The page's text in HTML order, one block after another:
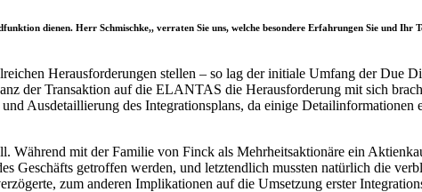
dienen. Herr Schmischke,, verraten Sie uns, welche besondere Erfahrungen Sie und Ihr
Herausforderungen stellen – so lag der initiale Umfang der Due
der Transaktion auf die ELANTAS die Herausforderung mit sich
Ausdetaillierung des Integrationsplans, da einige Detailinformationen
mit der Familie von Finck als Mehrheitsaktionäre ein
Geschäfts getroffen werden, und letztendlich mussten natürlich die
zum anderen Implikationen auf die Umsetzung erster